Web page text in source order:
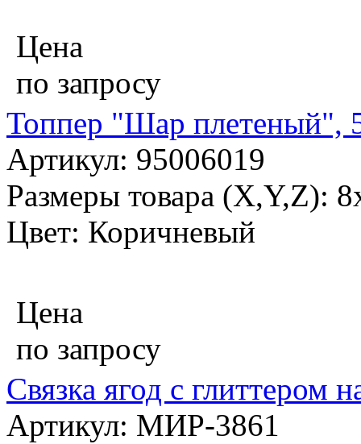
Цена
по запросу
Топпер "Шар плетеный",
Артикул: 95006019
Размеры товара (X,Y,Z):
Цвет: Коричневый
Цена
по запросу
Связка ягод с глиттером
Артикул: МИР-3861